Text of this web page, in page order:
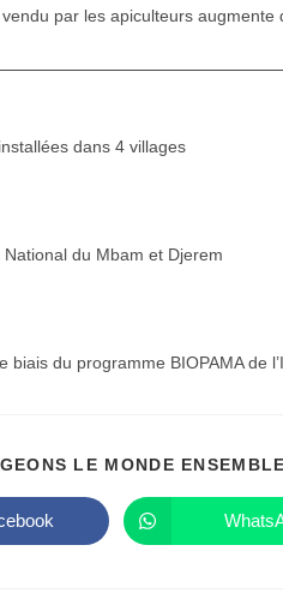
par les apiculteurs augmente
dans 4 villages
du Mbam et Djerem
du programme BIOPAMA de
LE MONDE ENSEMBLE
dans